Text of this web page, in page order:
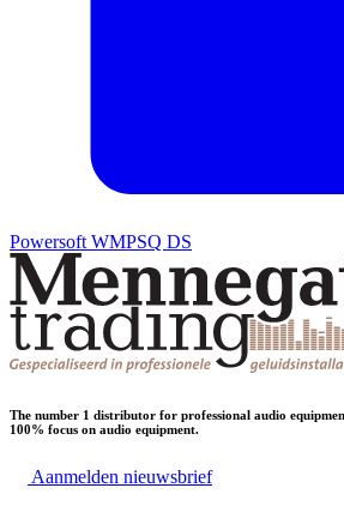
Powersoft WMPSQ DS
The number 1 distributor for professional audio
100% focus on audio equipment.
Aanmelden nieuwsbrief